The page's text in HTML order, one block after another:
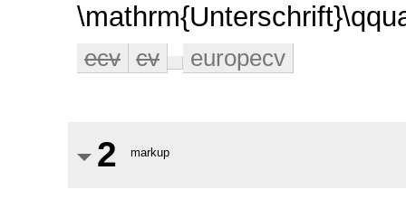
ecv cv europecv
2 markup